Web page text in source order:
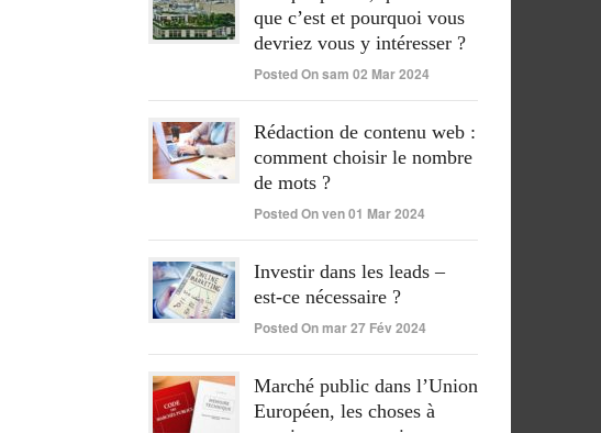
que c’est et pourquoi vous
devriez vous y intéresser ?
Posted On sam 02 Mar 2024
Rédaction de contenu web :
comment choisir le nombre
de mots ?
Posted On ven 01 Mar 2024
Investir dans les leads –
est-ce nécessaire ?
Posted On mar 27 Fév 2024
Marché public dans l’Union
Européen, les choses à